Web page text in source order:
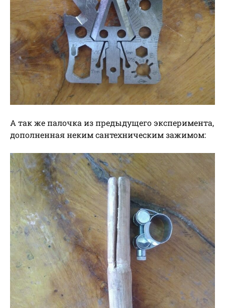
А так же палочка из предыдущего эксперимента,
дополненная неким сантехническим зажимом: